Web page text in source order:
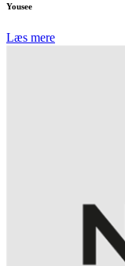
Yousee
Læs mere